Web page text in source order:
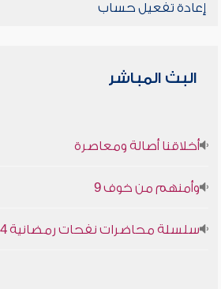
إعادة تفعيل حساب
البث المباشر
أخلاقنا أصالة ومعاصرة
وأمنهم من خوف 9
سلسلة محاضرات نفحات رمضانية 1444هـ